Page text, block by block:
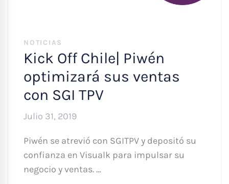
NOTICIAS
Kick Off Chile| Piwén
optimizará sus ventas
con SGI TPV
Julio 31, 2019
Piwén se atrevió con SGITPV y depositó su
confianza en Visualk para impulsar su
negocio y ventas. …